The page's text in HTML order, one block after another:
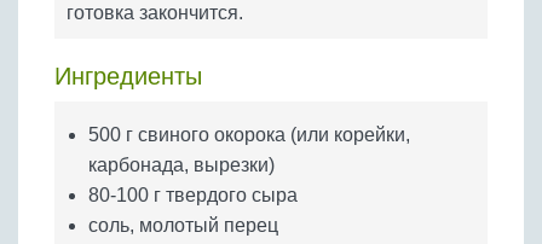
Бобовые
Крупы
готовка закончится.
Ингредиенты
500 г свиного окорока (или корейки,
карбонада, вырезки)
80-100 г твердого сыра
соль, молотый перец